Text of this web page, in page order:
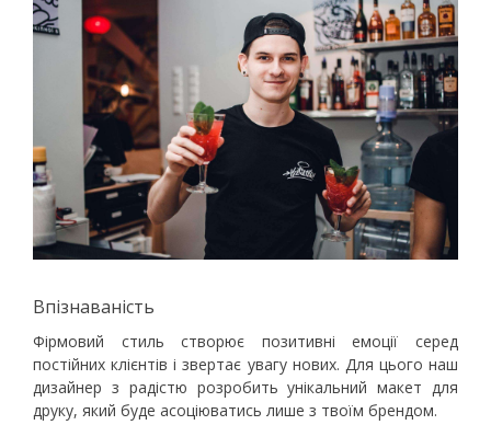
Впізнаваність
Фірмовий стиль створює позитивні емоції серед
постійних клієнтів і звертає увагу нових. Для цього наш
дизайнер з радістю розробить унікальний макет для
друку, який буде асоціюватись лише з твоїм брендом.